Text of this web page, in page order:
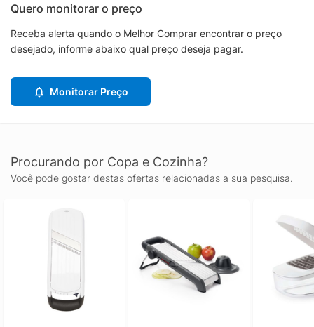
Quero monitorar o preço
Receba alerta quando o Melhor Comprar encontrar o preço
desejado, informe abaixo qual preço deseja pagar.
Monitorar Preço
Procurando por Copa e Cozinha?
Você pode gostar destas ofertas relacionadas a sua pesquisa.